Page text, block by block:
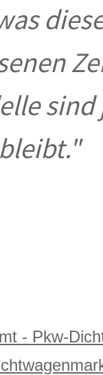
- Pkw-